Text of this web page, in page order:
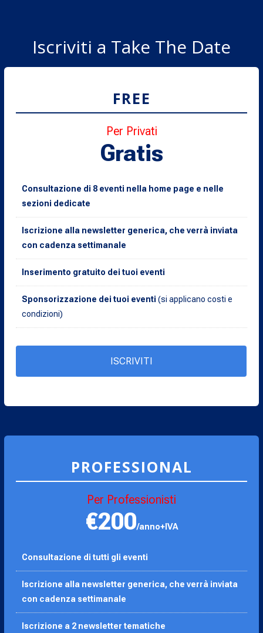
Iscriviti a Take The Date
FREE
Per Privati
Gratis
Consultazione di 8 eventi nella home page e nelle
sezioni dedicate
Iscrizione alla newsletter generica, che verrà inviata
con cadenza settimanale
Inserimento gratuito dei tuoi eventi
Sponsorizzazione dei tuoi eventi (si applicano costi e
condizioni)
ISCRIVITI
PROFESSIONAL
Per Professionisti
€200/anno+IVA
Consultazione di tutti gli eventi
Iscrizione alla newsletter generica, che verrà inviata
con cadenza settimanale
Iscrizione a 2 newsletter tematiche